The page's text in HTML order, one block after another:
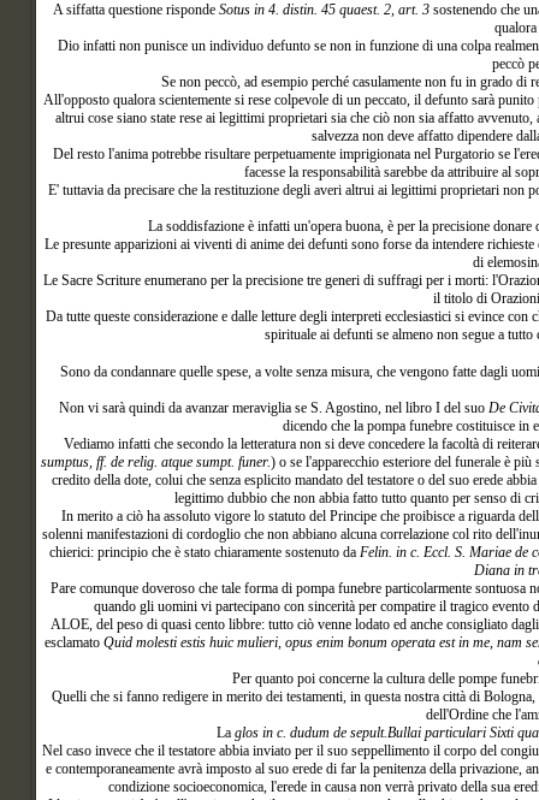
A siffatta questione risponde Sotus in 4. distin. 45 quaest. 2, art. 3 sostenendo che
Dio infatti non punisce un individuo defunto se non in funzione di una colpa
peccò
Se non peccò, ad esempio perché casulamente non fu in grado
All'opposto qualora scientemente si rese colpevole di un peccato, il defunto sarà
altrui cose siano state rese ai legittimi proprietari sia che ciò non sia affatto
salvezza non deve affatto dipendere
Del resto l'anima potrebbe risultare perpetuamente imprigionata nel Purgatorio se
facesse la responsabilità sarebbe da attribuire al
E' tuttavia da precisare che la restituzione degli averi altrui ai legittimi proprietari non
La soddisfazione è infatti un'opera buona, è per la precisione
Le presunte apparizioni ai viventi di anime dei defunti sono forse da intendere
di
Le Sacre Scriture enumerano per la precisione tre generi di suffragi per i morti:
il titolo di
Da tutte queste considerazione e dalle letture degli interpreti ecclesiastici si evince
spirituale ai defunti se almeno non segue a
Sono da condannare quelle spese, a volte senza misura, che vengono fatte dagli
Non vi sarà quindi da avanzar meraviglia se S. Agostino, nel libro I del suo De
dicendo che la pompa funebre costituisce
Vediamo infatti che secondo la letteratura non si deve concedere la facoltà di
sumptus, ff. de relig. atque sumpt. funer.) o se l'apparecchio esteriore del funerale è
credito della dote, colui che senza esplicito mandato del testatore o del suo erede
legittimo dubbio che non abbia fatto tutto quanto per senso di
In merito a ciò ha assoluto vigore lo statuto del Principe che proibisce a riguarda
solenni manifestazioni di cordoglio che non abbiano alcuna correlazione col rito
chierici: principio che è stato chiaramente sostenuto da Felin. in c. Eccl. S. Mariae de
Diana in
Pare comunque doveroso che tale forma di pompa funebre particolarmente sontuosa
quando gli uomini vi partecipano con sincerità per compatire il tragico evento
ALOE, del peso di quasi cento libbre: tutto ciò venne lodato ed anche consigliato
esclamato Quid molesti estis huic mulieri, opus enim bonum operata est in me, nam
Per quanto poi concerne la cultura delle pompe
Quelli che si fanno redigere in merito dei testamenti, in questa nostra città di
dell'Ordine che
La glos in c. dudum de sepult.Bullai particulari Sixti
Nel caso invece che il testatore abbia inviato per il suo seppellimento il corpo del
e contemporaneamente avrà imposto al suo erede di far la penitenza della
condizione socioeconomica, l'erede in causa non verrà privato della sua